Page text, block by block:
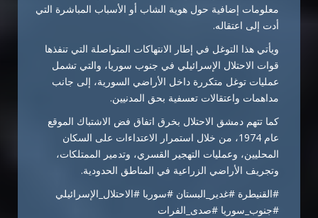
معلومات إضافية حول هوية الشاب أو الأسباب المباشرة التي
أدت إلى اعتقاله.
ويأتي هذا التوغل في إطار الانتهاكات المتواصلة التي تنفذها
قوات الاحتلال الإسرائيلي في جنوب سوريا، والتي تشمل
عمليات توغل متكررة داخل الأراضي السورية، إلى جانب
مداهمات واعتقالات تعسفية بحق المدنيين.
كما تتهم دمشق الاحتلال بخرق اتفاق فض الاشتباك الموقع
عام 1974، من خلال استمرار الاعتداءات على السكان
المحليين، وعمليات التهجير القسري، وتدمير الممتلكات،
وتجريف الأراضي الزراعية في المناطق الحدودية.
#القنيطرة #غدير_البستان #سوريا #الاحتلال_الإسرائيلي
#جنوب_سوريا #صدى_الفرات